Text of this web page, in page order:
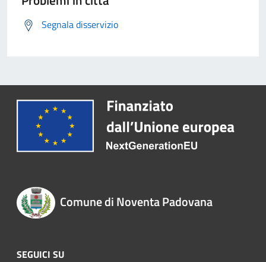
Segnala disservizio
Comune di Noventa Padovana
SEGUICI SU